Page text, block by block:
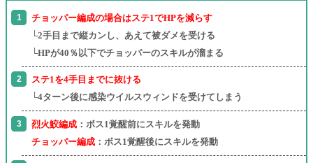
チョッパー編成の場合はステ1でHPを減らす
└2手目まで縦カンし、あえて被ダメを受ける
└HPが40％以下でチョッパーのスキルが溜まる
ステ1を4手目までに抜ける
└4ターン後に感染ウイルスウィンドを受けてしまう
烈火鮫編成 ：ボス1覚醒前にスキルを発動
チョッパー編成 ：ボス1覚醒後にスキルを発動